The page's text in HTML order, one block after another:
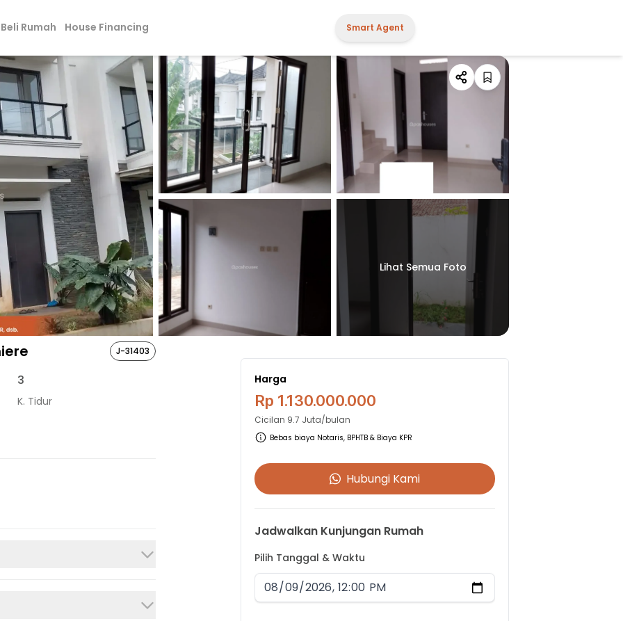
Beli Rumah House Financing Smart Agent
Lihat Semua Foto
J-31403
3
K. Tidur
Harga
Rp 1.130.000.000
Cicilan 9.7 Juta/bulan
Bebas biaya Notaris, BPHTB & Biaya KPR
Hubungi Kami
Jadwalkan Kunjungan Rumah
Pilih Tanggal & Waktu